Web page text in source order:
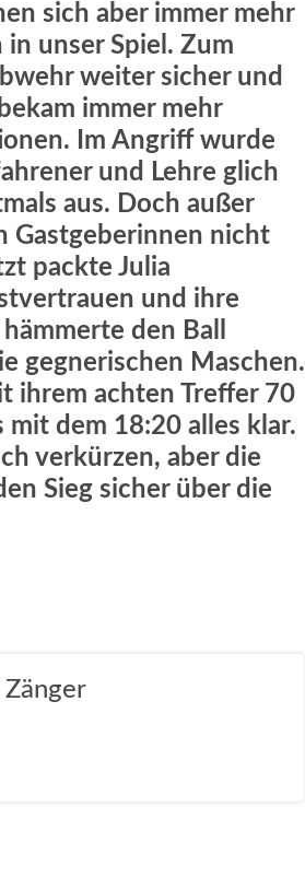
sich aber immer mehr
unser Spiel. Zum
weiter sicher und
immer mehr
Im Angriff wurde
und Lehre glich
aus. Doch außer
Gastgeberinnen nicht
packte Julia
und ihre
den Ball
gegnerischen Maschen.
ihrem achten Treffer 70
mit dem 18:20 alles klar.
verkürzen, aber die
Sieg sicher über die
Zänger